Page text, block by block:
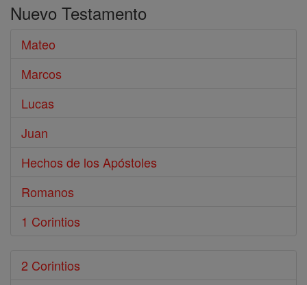
Biblia
Nuevo Testamento
Mateo
Marcos
Lucas
Juan
Hechos de los Apóstoles
Romanos
1 Corintios
2 Corintios